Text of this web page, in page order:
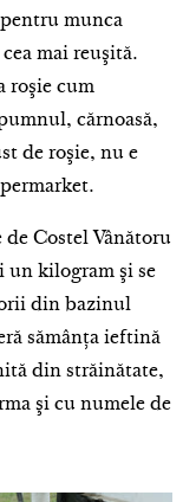
munca
mai reuşită.
roşie cum
căr­noasă,
de roşie, nu e
de Costel Vânătoru
un kilogram şi se
din bazinul
sămânţa ieftină
din străinătate,
şi cu numele de